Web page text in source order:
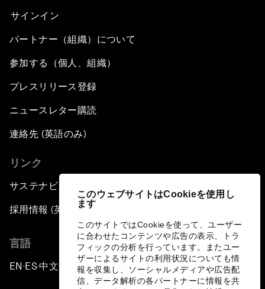
このウェブサイトはCookieを使用し
ます
このサイトではCookieを使って、ユーザー
に合わせたコンテンツや広告の表示、トラ
フィックの分析を行っています。またユー
ザーによるサイトの利用状況についても情
報を収集し、ソーシャルメディアや広告配
信、データ解析の各パートナーに情報を共
サインイン
パートナー（組織）について
参加する（個人、組織）
プレスリリース登録
ニュースレター購読
連絡先 (英語のみ)
リンク
サステナビリティへの取り組み
採用情報 (英語のみ)
言語
EN ▪ES▪中文▪ 日本語